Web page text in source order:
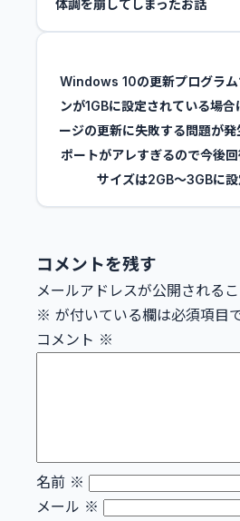
体調を崩してしまったお話
Windows 10の更新プログラム
ンが1GBに設定されている場
ージの更新に失敗する問題が
ポートがアレすぎるので今後
サイズは2GB〜3GBに
コメントを残す
メールアドレスが公開されるこ
※ が付いている欄は必須項目
コメント ※
名前 ※
メール ※